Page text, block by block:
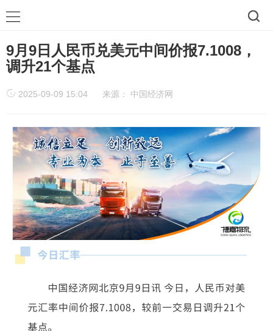
9月9日人民币兑美元中间价报7.1008，
调升21个基点
2025-09-09 15:04 来源： 中国经济网